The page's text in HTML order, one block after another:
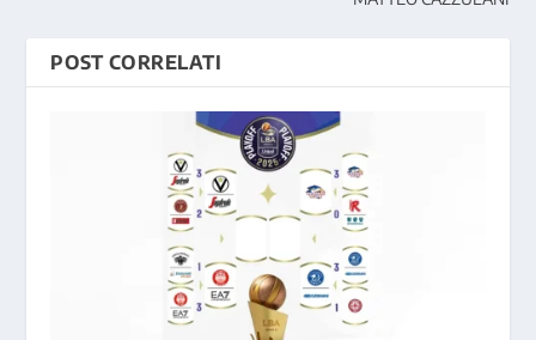
POST CORRELATI